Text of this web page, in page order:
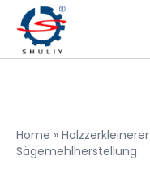
Home » Holzzerkleinerer
Sägemehlherstellung